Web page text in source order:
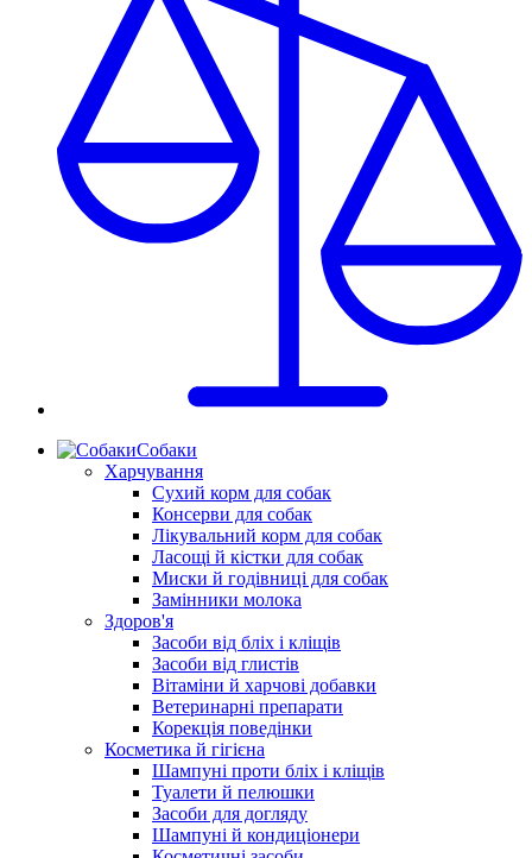
Собаки
Харчування
Сухий корм для собак
Консерви для собак
Лікувальний корм для собак
Ласощі й кістки для собак
Миски й годівниці для собак
Замінники молока
Здоров'я
Засоби від бліх і кліщів
Засоби від глистів
Вітаміни й харчові добавки
Ветеринарні препарати
Корекція поведінки
Косметика й гігієна
Шампуні проти бліх і кліщів
Туалети й пелюшки
Засоби для догляду
Шампуні й кондиціонери